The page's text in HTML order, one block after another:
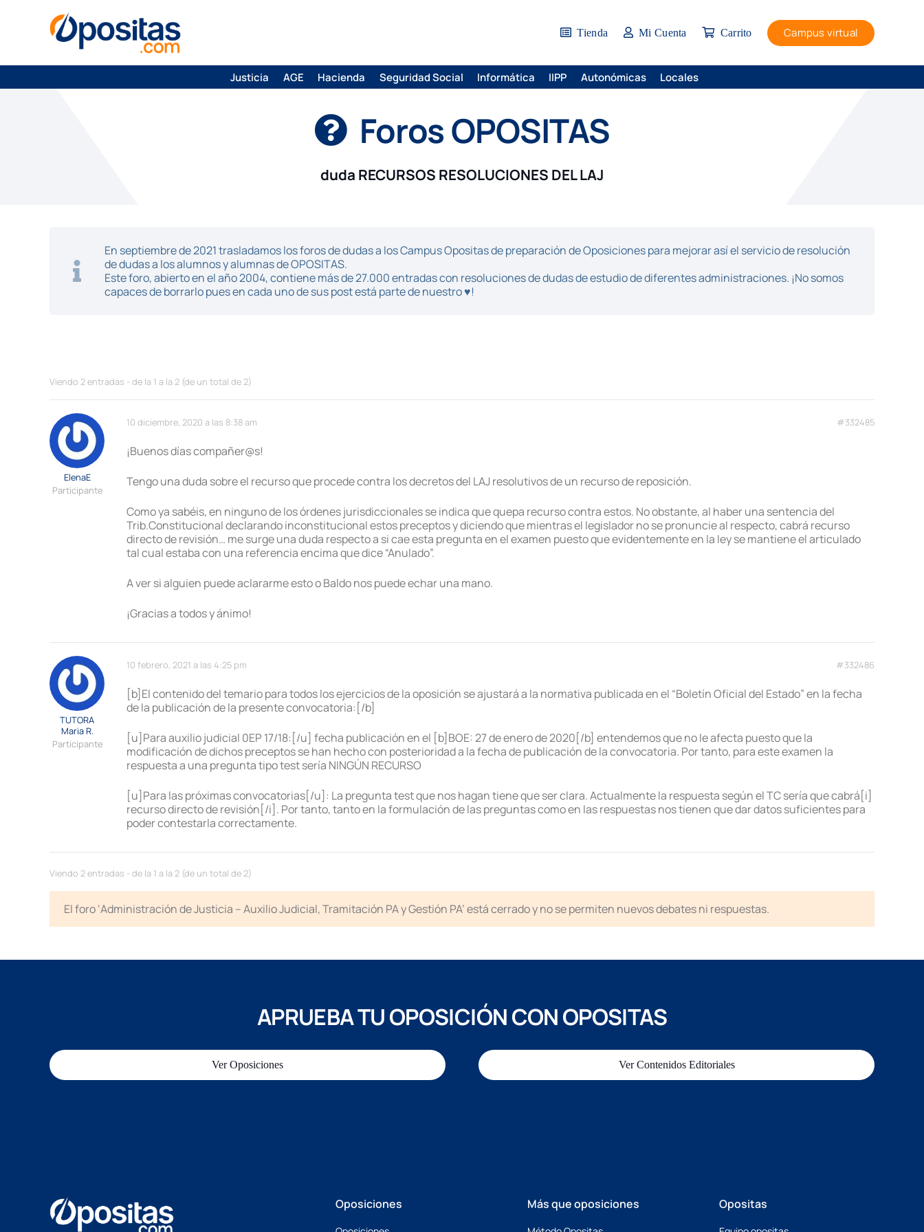
Tienda Mi Cuenta Carrito Campus virtual
Justicia AGE Hacienda Seguridad Social Informática IIPP Autonómicas Locales
Foros OPOSITAS
duda RECURSOS RESOLUCIONES DEL LAJ
En septiembre de 2021 trasladamos los foros de dudas a los Campus Opositas de preparación de Oposiciones para mejorar así el servicio de resolución
de dudas a los alumnos y alumnas de OPOSITAS.
Este foro, abierto en el año 2004, contiene más de 27.000 entradas con resoluciones de dudas de estudio de diferentes administraciones. ¡No somos
capaces de borrarlo pues en cada uno de sus post está parte de nuestro ♥!
Viendo 2 entradas - de la 1 a la 2 (de un total de 2)
10 diciembre, 2020 a las 8:38 am #332485
ElenaE
Participante
¡Buenos días compañer@s!
Tengo una duda sobre el recurso que procede contra los decretos del LAJ resolutivos de un recurso de reposición.
Como ya sabéis, en ninguno de los órdenes jurisdiccionales se indica que quepa recurso contra estos. No obstante, al haber una sentencia del
Trib.Constitucional declarando inconstitucional estos preceptos y diciendo que mientras el legislador no se pronuncie al respecto, cabrá recurso
directo de revisión… me surge una duda respecto a si cae esta pregunta en el examen puesto que evidentemente en la ley se mantiene el articulado
tal cual estaba con una referencia encima que dice “Anulado”.
A ver si alguien puede aclararme esto o Baldo nos puede echar una mano.
¡Gracias a todos y ánimo!
10 febrero, 2021 a las 4:25 pm #332486
TUTORA
Maria R.
Participante
[b]El contenido del temario para todos los ejercicios de la oposición se ajustará a la normativa publicada en el “Boletín Oficial del Estado” en la fecha
de la publicación de la presente convocatoria:[/b]
[u]Para auxilio judicial 0EP 17/18:[/u] fecha publicación en el [b]BOE: 27 de enero de 2020[/b] entendemos que no le afecta puesto que la
modificación de dichos preceptos se han hecho con posterioridad a la fecha de publicación de la convocatoria. Por tanto, para este examen la
respuesta a una pregunta tipo test sería NINGÚN RECURSO
[u]Para las próximas convocatorias[/u]: La pregunta test que nos hagan tiene que ser clara. Actualmente la respuesta según el TC sería que cabrá[i]
recurso directo de revisión[/i]. Por tanto, tanto en la formulación de las preguntas como en las respuestas nos tienen que dar datos suficientes para
poder contestarla correctamente.
Viendo 2 entradas - de la 1 a la 2 (de un total de 2)
El foro ‘Administración de Justicia – Auxilio Judicial, Tramitación PA y Gestión PA’ está cerrado y no se permiten nuevos debates ni respuestas.
APRUEBA TU OPOSICIÓN CON OPOSITAS
Ver Oposiciones Ver Contenidos Editoriales
Oposiciones Más que oposiciones Opositas